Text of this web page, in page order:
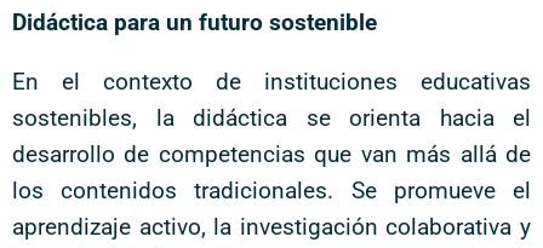
Didáctica para un futuro sostenible
En el contexto de instituciones educativas
sostenibles, la didáctica se orienta hacia el
desarrollo de competencias que van más allá de
los contenidos tradicionales. Se promueve el
aprendizaje activo, la investigación colaborativa y